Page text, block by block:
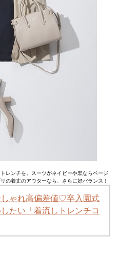
レンチを。スーツがネイビーや黒ならベージ
の着丈のアウターなら、さらに好バランス！
ゃれ高偏差値♡卒入園式
たい「着流しトレンチコ